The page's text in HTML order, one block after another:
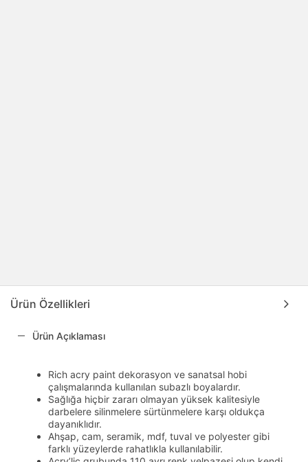
Ürün Özellikleri
Ürün Açıklaması
Rich acry paint dekorasyon ve sanatsal hobi
çalışmalarında kullanılan subazlı boyalardır.
Sağlığa hiçbir zararı olmayan yüksek kalitesiyle
darbelere silinmelere sürtünmelere karşı oldukça
dayanıklıdır.
Ahşap, cam, seramik, mdf, tuval ve polyester gibi
farklı yüzeylerde rahatlıkla kullanılabilir.